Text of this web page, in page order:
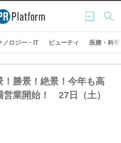
ログ
イン
検索
ノロジー・IT ビューティ 医療・科学
！勝景！絶景！今年も高
営業開始！ 27日（土）